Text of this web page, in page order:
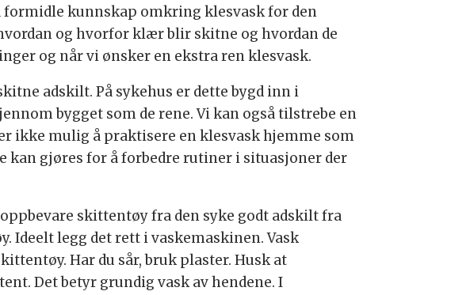
formidle kunnskap omkring klesvask for den
og hvorfor klær blir skitne og hvordan de
og når vi ønsker en ekstra ren klesvask.
adskilt. På sykehus er dette bygd inn i
bygget som de rene. Vi kan også tilstrebe en
ikke mulig å praktisere en klesvask hjemme som
gjøres for å forbedre rutiner i situasjoner der
skittentøy fra den syke godt adskilt fra
Ideelt legg det rett i vaskemaskinen. Vask
Har du sår, bruk plaster. Husk at
Det betyr grundig vask av hendene. I